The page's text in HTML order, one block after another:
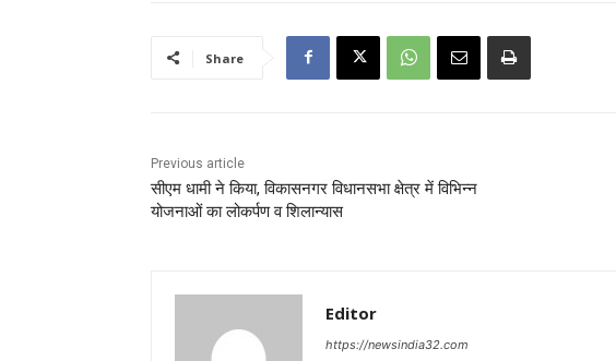
Share
Previous article
सीएम धामी ने किया, विकासनगर विधानसभा क्षेत्र में विभिन्न
योजनाओं का लोकर्पण व शिलान्यास
Editor
https://newsindia32.com